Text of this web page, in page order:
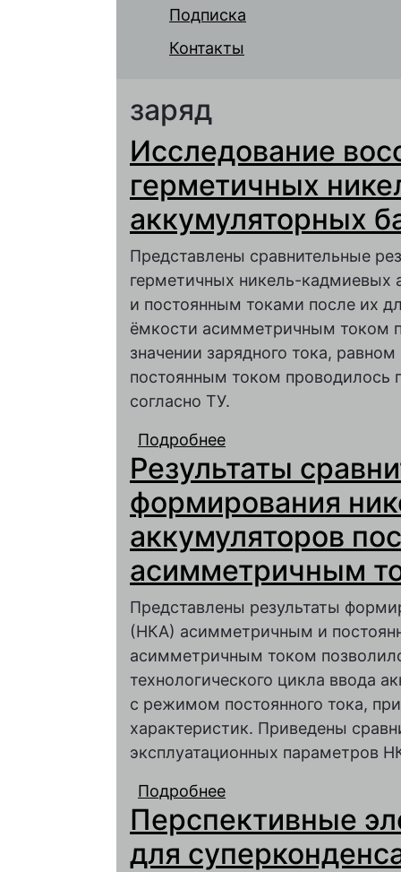
Подписка
Контакты
заряд
Исследование
герметичных
аккумуляторных
Представлены сравнительные
герметичных никель-
и постоянным токами после их
ёмкости асимметричным током
значении зарядного тока,
постоянным током проводилось
согласно ТУ.
Подробнее
кадмиевых
Результаты
формирования
аккумуляторов
асимметричным
Представлены результаты
(НКА) асимметричным и
асимметричным током
технологического цикла ввода
с режимом постоянного тока,
характеристик. Приведены
эксплуатационных параметров
Подробнее
никель-кадмиевых
токами
Перспективные
для